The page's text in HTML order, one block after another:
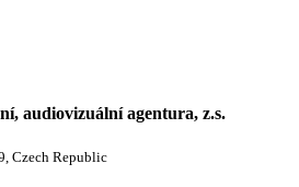
audiovizuální agentura, z.s.
Czech Republic